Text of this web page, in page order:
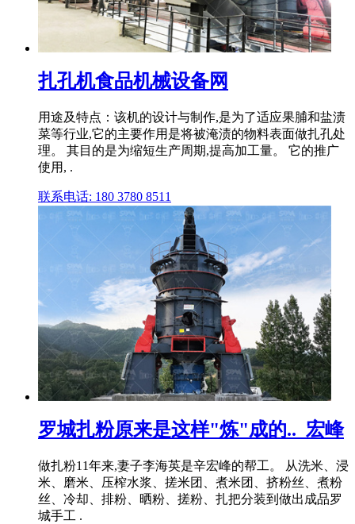
扎孔机食品机械设备网
用途及特点：该机的设计与制作,是为了适应果脯和盐渍
菜等行业,它的主要作用是将被淹渍的物料表面做扎孔处
理。 其目的是为缩短生产周期,提高加工量。 它的推广
使用, .
联系电话: 180 3780 8511
罗城扎粉原来是这样"炼"成的.._宏峰
做扎粉11年来,妻子李海英是辛宏峰的帮工。 从洗米、浸
米、磨米、压榨水浆、搓米团、煮米团、挤粉丝、煮粉
丝、冷却、排粉、晒粉、搓粉、扎把分装到做出成品罗
城手工 .